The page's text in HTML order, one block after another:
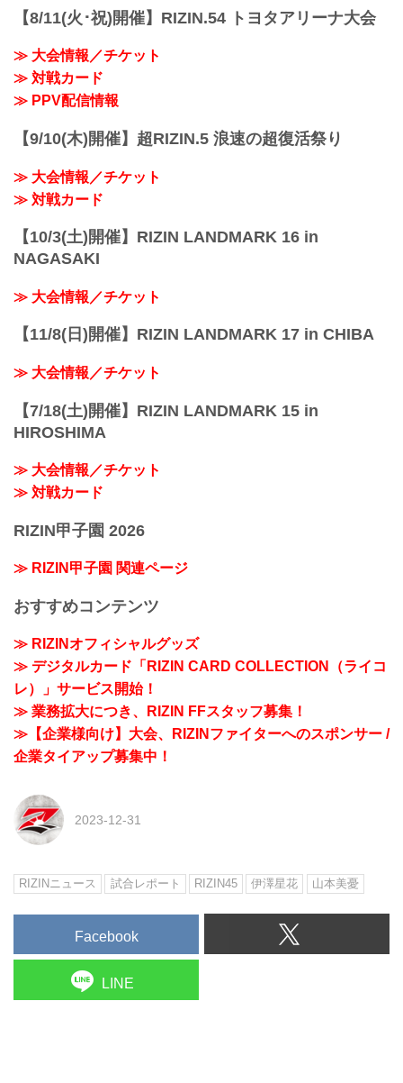
MOVIE
2023年12月31日（日）12:00開場 / 14:00
予定時間が前後す...
【8/11(火･祝)開催】RIZIN.54 トヨタアリーナ大会
≫ 大会情報／チケット
≫ 対戦カード
≫ PPV配信情報
【9/10(木)開催】超RIZIN.5 浪速の超復活祭り
≫ 大会情報／チケット
≫ 対戦カード
【10/3(土)開催】RIZIN LANDMARK 16 in
NAGASAKI
≫ 大会情報／チケット
【11/8(日)開催】RIZIN LANDMARK 17 in CHIBA
≫ 大会情報／チケット
【7/18(土)開催】RIZIN LANDMARK 15 in
HIROSHIMA
≫ 大会情報／チケット
≫ 対戦カード
RIZIN甲子園 2026
≫ RIZIN甲子園 関連ページ
おすすめコンテンツ
≫ RIZINオフィシャルグッズ
≫ デジタルカード「RIZIN CARD COLLECTION（ライコ
レ）」サービス開始！
≫ 業務拡大につき、RIZIN FFスタッフ募集！
≫【企業様向け】大会、RIZINファイターへのスポンサー /
企業タイアップ募集中！
2023-12-31
RIZINニュース 試合レポート RIZIN45 伊澤星花 山本美憂
Facebook
LINE